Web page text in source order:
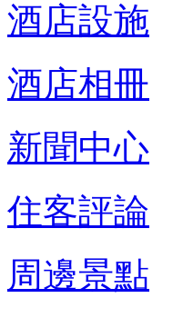
酒店設施
酒店相冊
新聞中心
住客評論
周邊景點